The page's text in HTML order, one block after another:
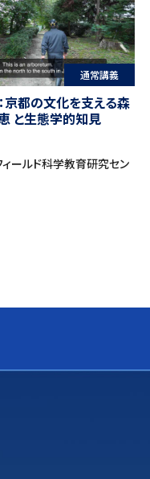
通常講義
京都の文化を支える森
と生態学的知見
ールド科学教育研究セン